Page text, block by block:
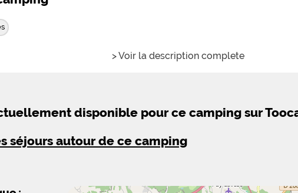
> Voir la description complete
disponible pour ce camping sur
séjours autour de ce camping